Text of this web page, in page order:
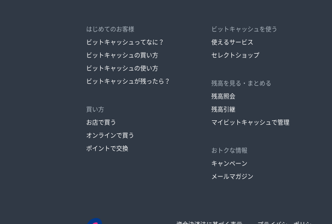
はじめてのお客様
ビットキャッシュってなに？
ビットキャッシュの買い方
ビットキャッシュの使い方
ビットキャッシュが残ったら？
買い方
お店で買う
オンラインで買う
ポイントで交換
ビットキャッシュを使う
使えるサービス
セレクトショップ
残高を見る・まとめる
残高照会
残高引継
マイビットキャッシュで管理
おトクな情報
キャンペーン
メールマガジン